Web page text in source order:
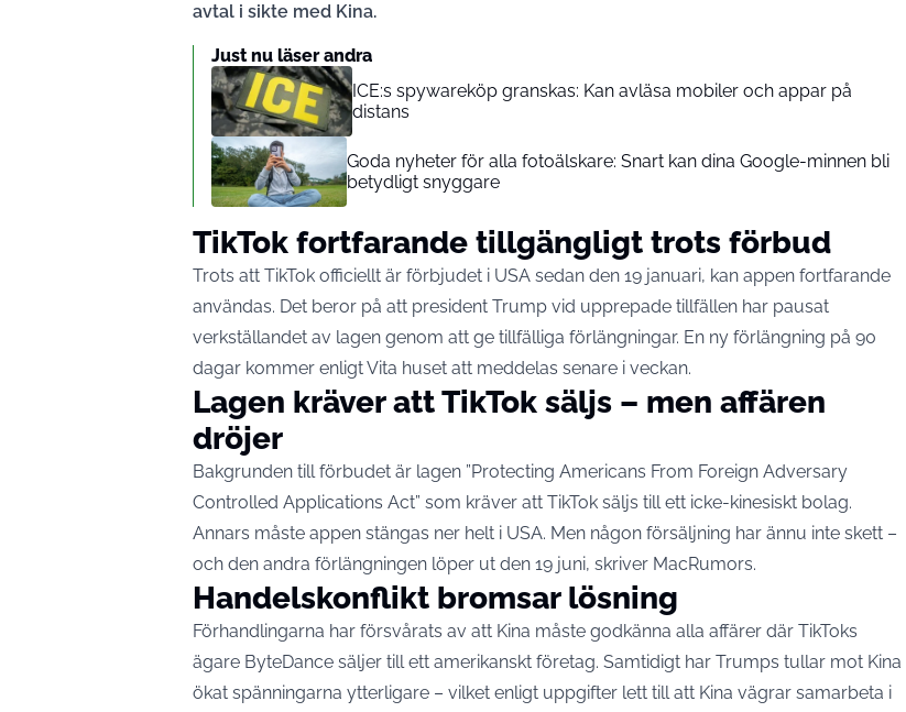
avtal i sikte med Kina.
Just nu läser andra
ICE:s spywareköp granskas: Kan avläsa mobiler och appar på
distans
Goda nyheter för alla fotoälskare: Snart kan dina Google-minnen bli
betydligt snyggare
TikTok fortfarande tillgängligt trots förbud
Trots att TikTok officiellt är förbjudet i USA sedan den 19 januari, kan appen fortfarande
användas. Det beror på att president Trump vid upprepade tillfällen har pausat
verkställandet av lagen genom att ge tillfälliga förlängningar. En ny förlängning på 90
dagar kommer enligt Vita huset att meddelas senare i veckan.
Lagen kräver att TikTok säljs – men affären
dröjer
Bakgrunden till förbudet är lagen ”Protecting Americans From Foreign Adversary
Controlled Applications Act” som kräver att TikTok säljs till ett icke-kinesiskt bolag.
Annars måste appen stängas ner helt i USA. Men någon försäljning har ännu inte skett –
och den andra förlängningen löper ut den 19 juni, skriver MacRumors.
Handelskonflikt bromsar lösning
Förhandlingarna har försvårats av att Kina måste godkänna alla affärer där TikToks
ägare ByteDance säljer till ett amerikanskt företag. Samtidigt har Trumps tullar mot Kina
ökat spänningarna ytterligare – vilket enligt uppgifter lett till att Kina vägrar samarbeta i